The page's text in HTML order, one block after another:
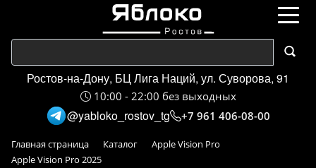
Ростов-на-Дону, БЦ Лига Наций, ул. Суворова, 91
10:00 - 22:00 без выходных
@yabloko_rostov_tg +7 961 406-08-00
Главная страница Каталог
Apple Vision Pro
Apple Vision Pro 2025